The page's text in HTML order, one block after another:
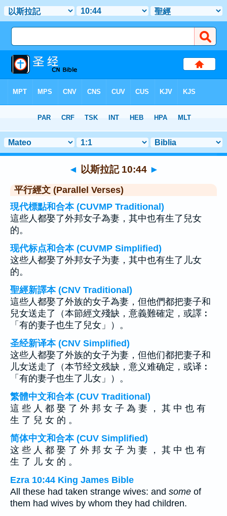
章 10> 聖經金句 44
◄ 以斯拉記 10:44 ►
平行經文 (Parallel Verses)
現代標點和合本 (CUVMP Traditional)
這些人都娶了外邦女子為妻，其中也有生了兒女
的。
现代标点和合本 (CUVMP Simplified)
这些人都娶了外邦女子为妻，其中也有生了儿女
的。
聖經新譯本 (CNV Traditional)
這些人都娶了外族的女子為妻，但他們都把妻子和
兒女送走了（本節經文殘缺，意義難確定，或譯︰
「有的妻子也生了兒女」）。
圣经新译本 (CNV Simplified)
这些人都娶了外族的女子为妻，但他们都把妻子和
儿女送走了（本节经文残缺，意义难确定，或译︰
「有的妻子也生了儿女」）。
繁體中文和合本 (CUV Traditional)
這 些 人 都 娶 了 外 邦 女 子 為 妻 ， 其 中 也 有
生 了 兒 女 的 。
简体中文和合本 (CUV Simplified)
这 些 人 都 娶 了 外 邦 女 子 为 妻 ， 其 中 也 有
生 了 儿 女 的 。
Ezra 10:44 King James Bible
All these had taken strange wives: and some of
them had wives by whom they had children.